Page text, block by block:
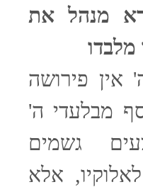
מנהל את
מלבדו
אין פירושה
מבלעדי ה'
גשמים
אלא